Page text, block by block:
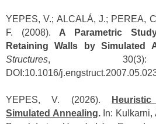
YEPES, V.; ALCALÁ, J.; PEREA,
F. (2008). A Parametric
Retaining Walls by Simulated
Structures, 30(3):
DOI:10.1016/
YEPES, V. (2026).
Simulated Annealing.In: Kulkarni,